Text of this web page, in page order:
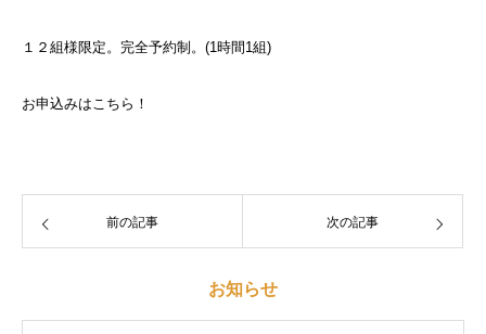
１２組様限定。完全予約制。(1時間1組)
お申込みはこちら！
前の記事 次の記事
お知らせ